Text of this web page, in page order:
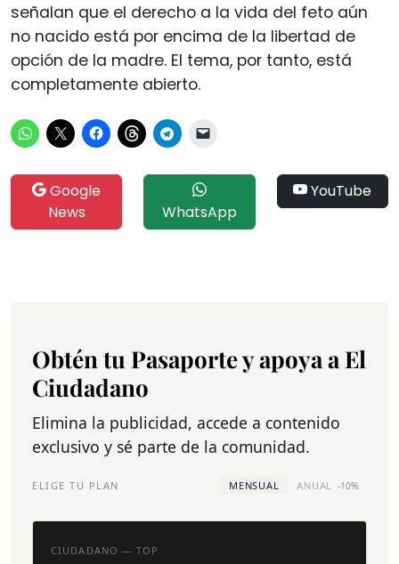
señalan que el derecho a la vida del feto aún
no nacido está por encima de la libertad de
opción de la madre. El tema, por tanto, está
completamente abierto.
Google
News
WhatsApp
YouTube
Obtén tu Pasaporte y apoya a El
Ciudadano
Elimina la publicidad, accede a contenido
exclusivo y sé parte de la comunidad.
ELIGE TU PLAN MENSUAL ANUAL -10%
CIUDADANO — TOP